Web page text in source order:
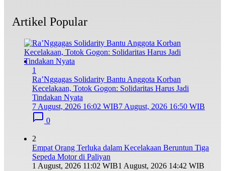
Artikel Popular
1
Ra’Nggagas Solidarity Bantu Anggota Korban
Kecelakaan, Totok Gogon: Solidaritas Harus Jadi
Tindakan Nyata
7 August, 2026 16:02 WIB7 August, 2026 16:50 WIB
0
2
Empat Orang Terluka dalam Kecelakaan Beruntun Tiga
Sepeda Motor di Paliyan
1 August, 2026 11:02 WIB1 August, 2026 14:42 WIB